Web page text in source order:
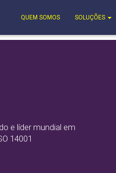
QUEM SOMOS SOLUÇÕES
e líder mundial em
14001